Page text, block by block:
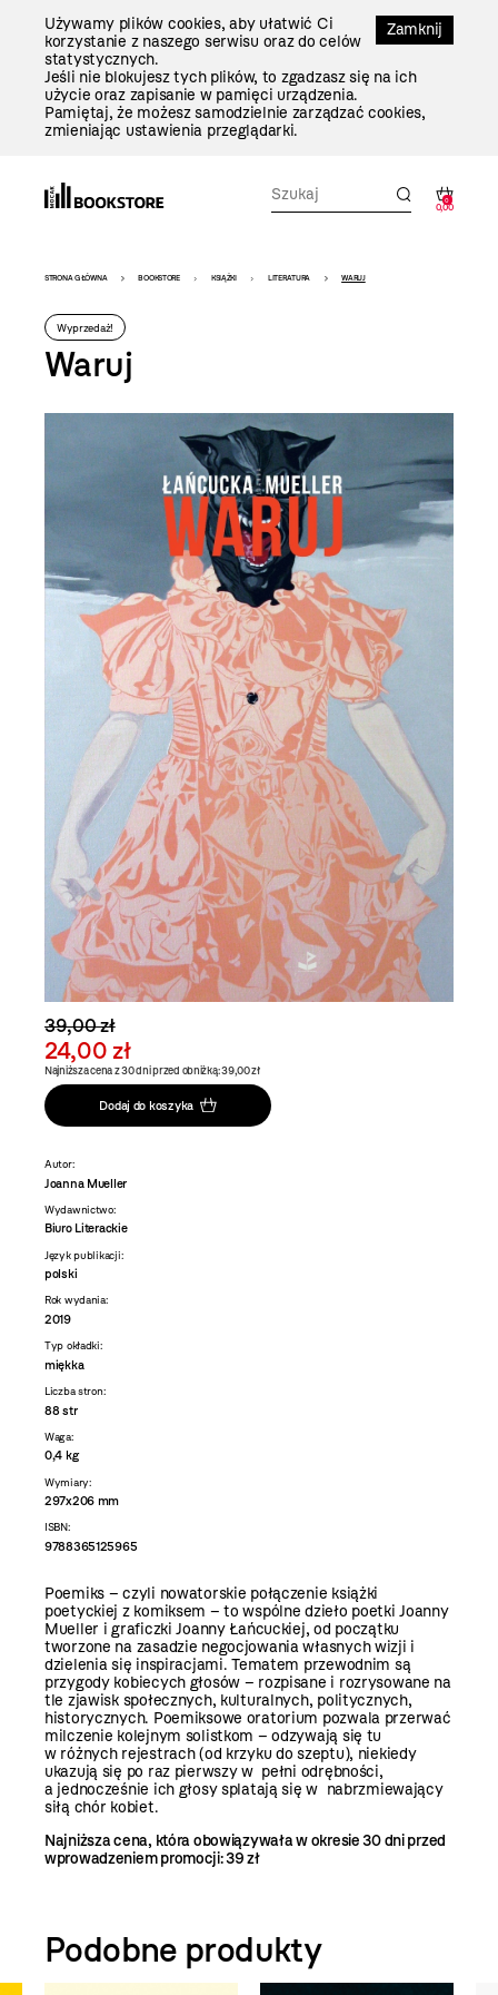
Zamknij
Używamy plików cookies, aby ułatwić Ci
korzystanie z naszego serwisu oraz do celów
statystycznych.
Jeśli nie blokujesz tych plików, to zgadzasz się na ich
użycie oraz zapisanie w pamięci urządzenia.
Pamiętaj, że możesz samodzielnie zarządzać cookies,
zmieniając ustawienia przeglądarki.
0
0,00
Bookstore
-
szablon
szczegóły
STRONA GŁÓWNA BOOKSTORE KSIĄŻKI LITERATURA WARUJ
Wyprzedaż!
Waruj
39,00 zł
24,00 zł
Najniższa cena z 30 dni przed obniżką: 39,00 zł
Dodaj do koszyka
Autor:
Joanna Mueller
Wydawnictwo:
Biuro Literackie
Język publikacji:
polski
Rok wydania:
2019
Typ okładki:
miękka
Liczba stron:
88 str
Waga:
0,4 kg
Wymiary:
297x206 mm
ISBN:
9788365125965
Poemiks – czyli nowatorskie połączenie książki
poetyckiej z komiksem – to wspólne dzieło poetki Joanny
Mueller i graficzki Joanny Łańcuckiej, od początku
tworzone na zasadzie negocjowania własnych wizji i
dzielenia się inspiracjami. Tematem przewodnim są
przygody kobiecych głosów – rozpisane i rozrysowane na
tle zjawisk społecznych, kulturalnych, politycznych,
historycznych. Poemiksowe oratorium pozwala przerwać
milczenie kolejnym solistkom – odzywają się tu
w różnych rejestrach (od krzyku do szeptu), niekiedy
ukazują się po raz pierwszy w pełni odrębności,
a jednocześnie ich głosy splatają się w nabrzmiewający
siłą chór kobiet.
Najniższa cena, która obowiązywała w okresie 30 dni przed
wprowadzeniem promocji: 39 zł
Podobne produkty